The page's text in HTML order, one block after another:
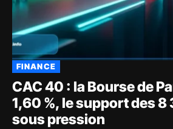
FINANCE
CAC 40 : la Bourse de
1,60 %, le support des
sous pression